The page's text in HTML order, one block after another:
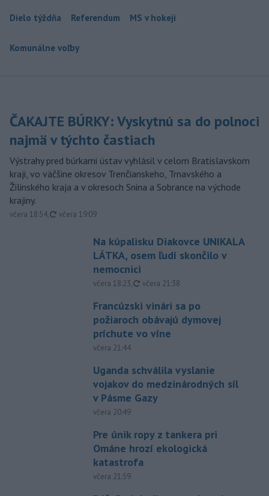
Dielo týždňa Referendum MS v hokeji
Komunálne voľby
ČAKAJTE BÚRKY: Vyskytnú sa do polnoci
najmä v týchto častiach
Výstrahy pred búrkami ústav vyhlásil v celom Bratislavskom
kraji, vo väčšine okresov Trenčianskeho, Trnavského a
Žilinského kraja a v okresoch Snina a Sobrance na východe
krajiny.
včera 18:54, aktualizované
včera 19:09
Na kúpalisku Diakovce UNIKALA
LÁTKA, osem ľudí skončilo v
nemocnici
včera 18:23, aktualizované
včera 21:38
Francúzski vinári sa po
požiaroch obávajú dymovej
príchute vo víne
včera 21:44
Uganda schválila vyslanie
vojakov do medzinárodných síl
v Pásme Gazy
včera 20:49
Pre únik ropy z tankera pri
Ománe hrozí ekologická
katastrofa
včera 21:59